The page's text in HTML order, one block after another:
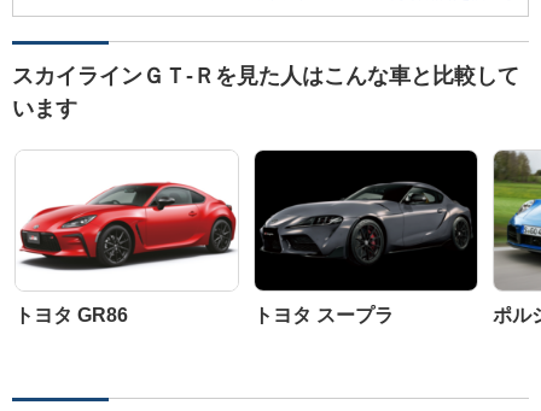
スカイラインＧＴ‐Ｒを見た人はこんな車と比較して
います
トヨタ GR86 トヨタ スープラ ポル